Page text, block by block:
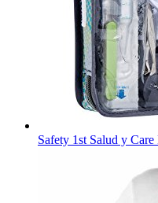
Safety 1st Salud y